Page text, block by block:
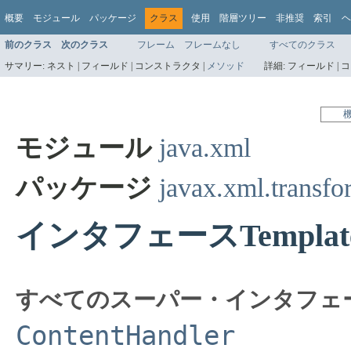
概要 モジュール パッケージ クラス 使用 階層ツリー 非推奨 索引
前のクラス 次のクラス フレーム フレームなし
すべてのクラス
サマリー: ネスト | フィールド | コンストラクタ | メソッド 詳細: フィールド |
モジュール java.xml
パッケージ
インタフェース
すべてのスーパー・インタフェ
ContentHandler